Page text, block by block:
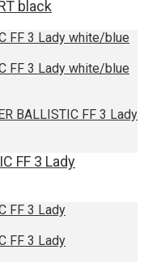
black
BALLISTIC FF 3 Lady
FF 3 Lady